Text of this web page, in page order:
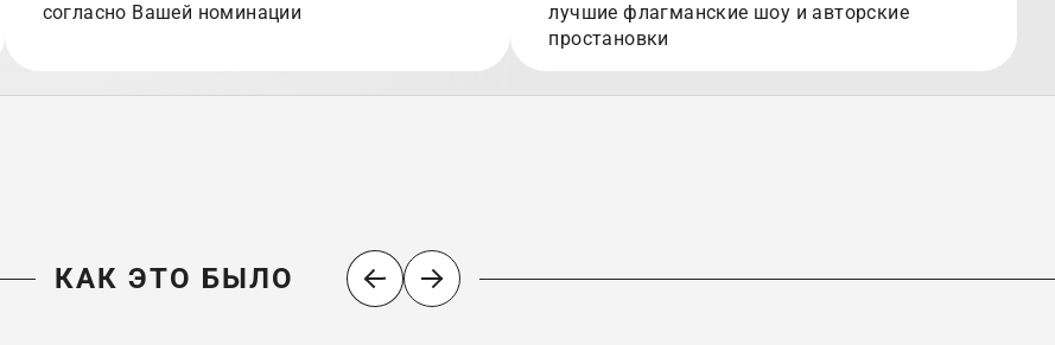
согласно Вашей номинации
лучшие флагманские шоу и авторские
простановки
КАК ЭТО БЫЛО